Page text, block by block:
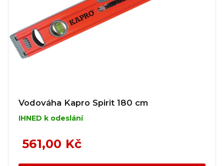
Vodováha Kapro Spirit 180 cm
IHNED k odeslání
561,00 Kč